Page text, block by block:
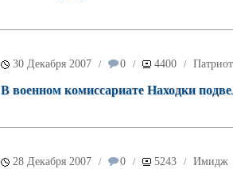
30 Декабря 2007 / 0 / 4400 / Патриот
В военном комиссариате Находки
28 Декабря 2007 / 0 / 5243 / Имидж